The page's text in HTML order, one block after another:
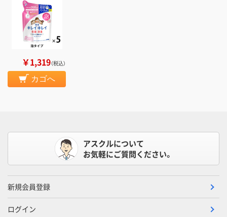
￥1,319（税込）
カゴへ
アスクルについて
お気軽にご質問ください。
新規会員登録
ログイン